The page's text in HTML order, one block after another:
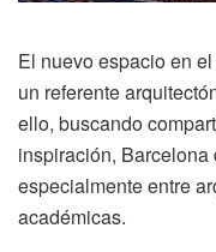
El nuevo espacio en
un referente
ello, buscando
inspiración,
especialmente entre
académicas.